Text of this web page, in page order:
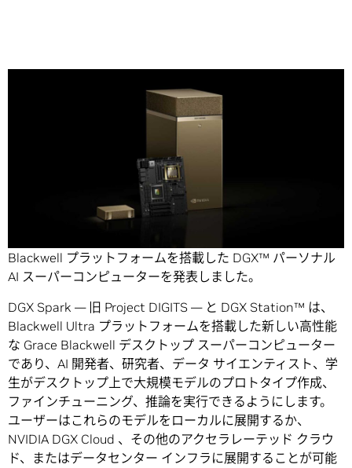
【プレス リリース】カリフォルニア州サンノゼ — GTC —
Blackwell プラットフォームを搭載した DGX™ パーソナル
AI スーパーコンピューターを発表しました。
DGX Spark — 旧 Project DIGITS — と DGX Station™ は、
Blackwell Ultra プラットフォームを搭載した新しい高性能
な Grace Blackwell デスクトップ スーパーコンピューター
であり、AI 開発者、研究者、データ サイエンティスト、学
生がデスクトップ上で大規模モデルのプロトタイプ作成、
ファインチューニング、推論を実行できるようにします。
ユーザーはこれらのモデルをローカルに展開するか、
NVIDIA DGX Cloud 、その他のアクセラレーテッド クラウ
ド、またはデータセンター インフラに展開することが可能